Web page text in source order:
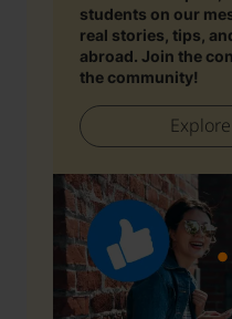
students on our
real stories, tips,
abroad. Join the
the community!